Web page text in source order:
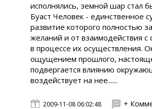
исполнялись, земной шар стал
Буаст Человек - единственное
развитие которого полностью
желаний и от взаимодействия
в процессе их осуществления.
ощущением прошлого,
подвергается влиянию
воздействует на нее......
2009-11-08 06:02:48 +